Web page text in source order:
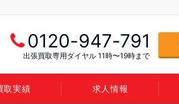
0120-947-791
出張買取専用ダイヤル 11時〜19時まで
取実績 求人情報